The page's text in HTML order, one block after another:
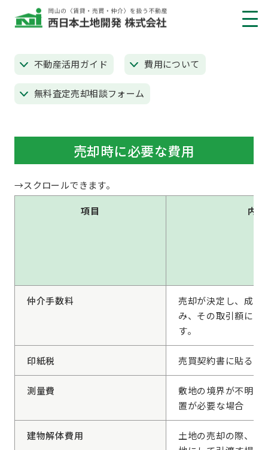
不動産活用ガイド 費用について
無料査定売却相談フォーム
売却時に必要な費用
項目 内容
仲介手数料
売却が決定し、成約
み、その取引額に応
す。
印紙税 売買契約書に貼る印
測量費
敷地の境界が不明確
置が必要な場合
建物解体費用
土地の売却の際、古